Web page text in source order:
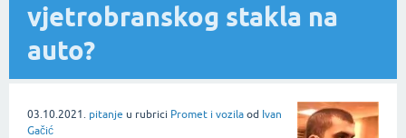
vjetrobranskog stakla na
auto?
03.10.2021. pitanje u rubrici Promet i vozila od Ivan
Gačić